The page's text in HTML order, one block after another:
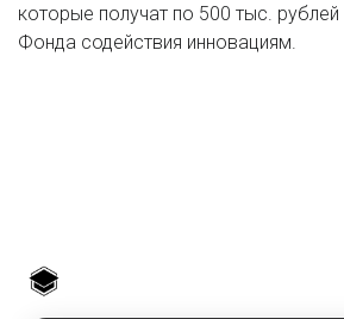
которые получат по 500 тыс.
Фонда содействия инновациям.